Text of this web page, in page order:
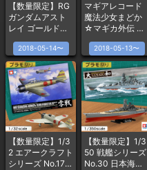
【数量限定】RG
ガンダムアスト
レイ ゴールドフ
レーム天ミナ 1/1
44スケール
2018-05-14〜
マギアレコード
魔法少女まどか
☆マギカ外伝 リ
バーシブルクッ
ションvol.3
2018-05-13〜
【数量限定】1/3
2 エアークラフト
シリーズ No.17
【数量限定】1/3
50 戦艦シリーズ
No.30 日本海軍